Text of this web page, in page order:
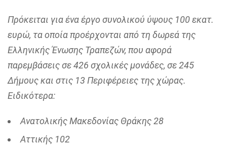
Πρόκειται για ένα έργο συνολικού ύψους 100 εκατ.
ευρώ, τα οποία προέρχονται από τη δωρεά της
Ελληνικής Ένωσης Τραπεζών, που αφορά
παρεμβάσεις σε 426 σχολικές μονάδες, σε 245
Δήμους και στις 13 Περιφέρειες της χώρας.
Ειδικότερα:
Ανατολικής Μακεδονίας Θράκης 28
Αττικής 102